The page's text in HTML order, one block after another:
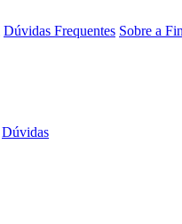
Dúvidas Frequentes Sobre a
Dúvidas